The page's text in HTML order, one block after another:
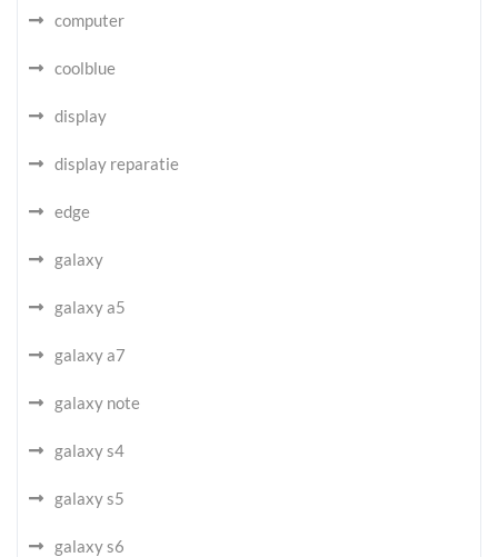
computer
coolblue
display
display reparatie
edge
galaxy
galaxy a5
galaxy a7
galaxy note
galaxy s4
galaxy s5
galaxy s6